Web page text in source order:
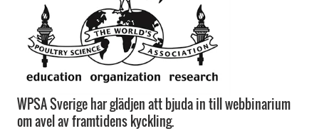
WPSA Sverige har glädjen att bjuda in till webbinarium
om avel av framtidens kyckling.